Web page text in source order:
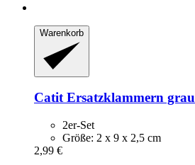
Warenkorb
CatitErsatzklammern grau
2er-Set
Größe: 2 x 9 x 2,5 cm
2,99 €